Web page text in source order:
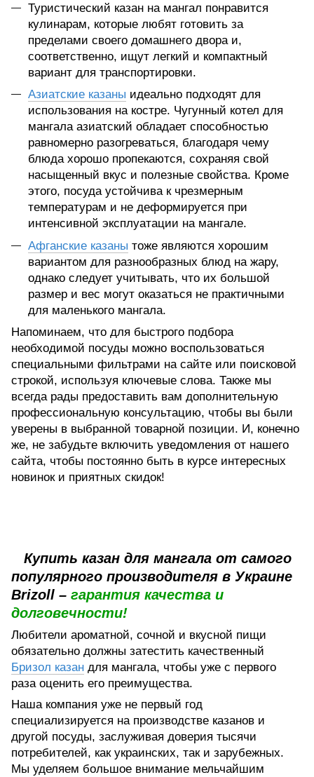
Туристический казан на мангал понравится
кулинарам, которые любят готовить за
пределами своего домашнего двора и,
соответственно, ищут легкий и компактный
вариант для транспортировки.
Азиатские казаны идеально подходят для
использования на костре. Чугунный котел для
мангала азиатский обладает способностью
равномерно разогреваться, благодаря чему
блюда хорошо пропекаются, сохраняя свой
насыщенный вкус и полезные свойства. Кроме
этого, посуда устойчива к чрезмерным
температурам и не деформируется при
интенсивной эксплуатации на мангале.
Афганские казаны тоже являются хорошим
вариантом для разнообразных блюд на жару,
однако следует учитывать, что их большой
размер и вес могут оказаться не практичными
для маленького мангала.
Напоминаем, что для быстрого подбора
необходимой посуды можно воспользоваться
специальными фильтрами на сайте или поисковой
строкой, используя ключевые слова. Также мы
всегда рады предоставить вам дополнительную
профессиональную консультацию, чтобы вы были
уверены в выбранной товарной позиции. И, конечно
же, не забудьте включить уведомления от нашего
сайта, чтобы постоянно быть в курсе интересных
новинок и приятных скидок!
Купить казан для мангала от самого
популярного производителя в Украине
Brizoll – гарантия качества и
долговечности!
Любители ароматной, сочной и вкусной пищи
обязательно должны затестить качественный
Бризол казан для мангала, чтобы уже с первого
раза оценить его преимущества.
Наша компания уже не первый год
специализируется на производстве казанов и
другой посуды, заслуживая доверия тысячи
потребителей, как украинских, так и зарубежных.
Мы уделяем большое внимание мельчайшим